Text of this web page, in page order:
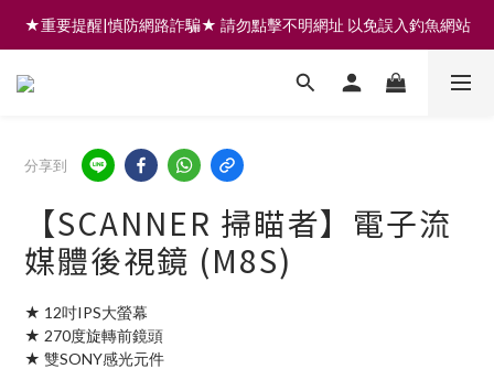
註冊會員享200元購物金 | 全館滿999免運 | 可門市取貨/安裝
★重要提醒|慎防網路詐騙★ 請勿點擊不明網址 以免誤入釣魚網站
註冊會員享200元購物金 | 全館滿999免運 | 可門市取貨/安裝
分享到
【SCANNER 掃瞄者】電子流
媒體後視鏡 (M8S)
★ 12吋IPS大螢幕
★ 270度旋轉前鏡頭
★ 雙SONY感光元件